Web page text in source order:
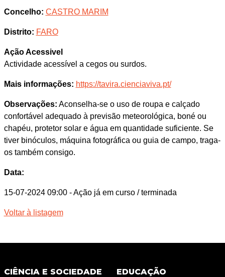
Concelho: CASTRO MARIM
Distrito: FARO
Ação Acessivel
Actividade acessível a cegos ou surdos.
Mais informações: https://tavira.cienciaviva.pt/
Observações: Aconselha-se o uso de roupa e calçado
confortável adequado à previsão meteorológica, boné ou
chapéu, protetor solar e água em quantidade suficiente. Se
tiver binóculos, máquina fotográfica ou guia de campo, traga-
os também consigo.
Data:
15-07-2024 09:00 - Ação já em curso / terminada
Voltar à listagem
CIÊNCIA E SOCIEDADE EDUCAÇÃO